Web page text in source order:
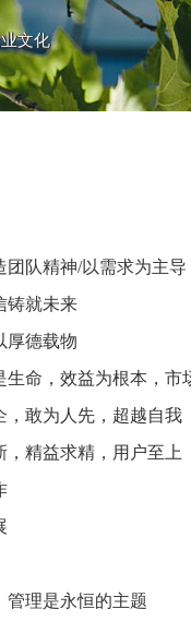
文化
队精神/以需求为主
铸就未来
厚德载物
命，效益为根本，市
，敢为人先，超越自我
精益求精，用户至上
管理是永恒的主题